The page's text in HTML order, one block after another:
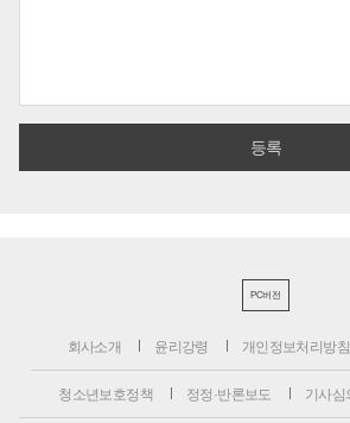
PC버전
회사소개 윤리강령 개인정보처리방침
청소년보호정책 정정·반론보도 기사심